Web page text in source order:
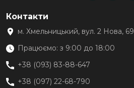
Контакти
м. Хмельницький, вул. 2 Нова, 69
Працюємо: з 9:00 до 18:00
+38 (093) 83-88-647
+38 (097) 22-68-790